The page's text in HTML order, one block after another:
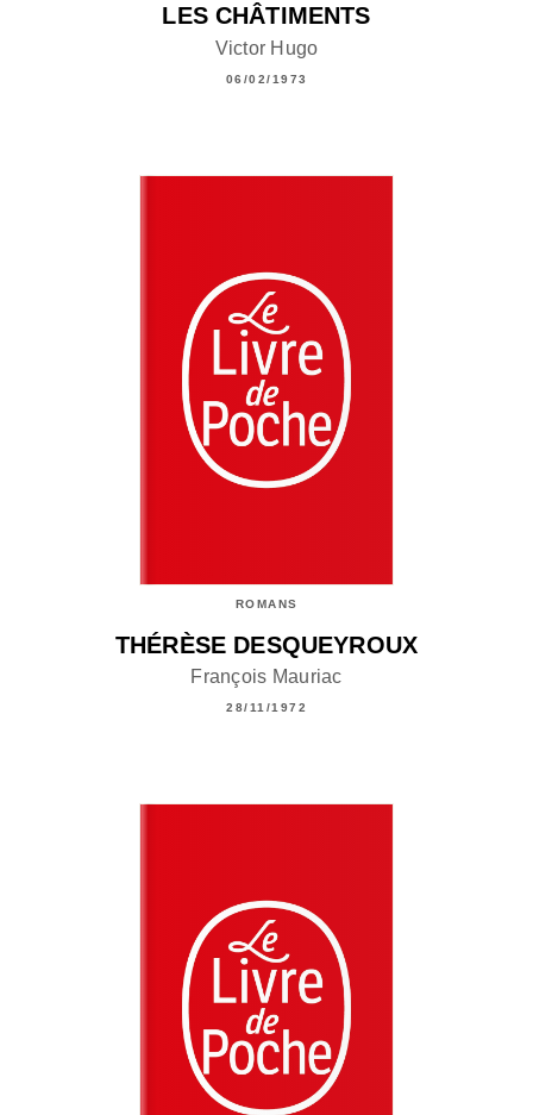
LES CHÂTIMENTS
Victor Hugo
06/02/1973
ROMANS
THÉRÈSE DESQUEYROUX
François Mauriac
28/11/1972